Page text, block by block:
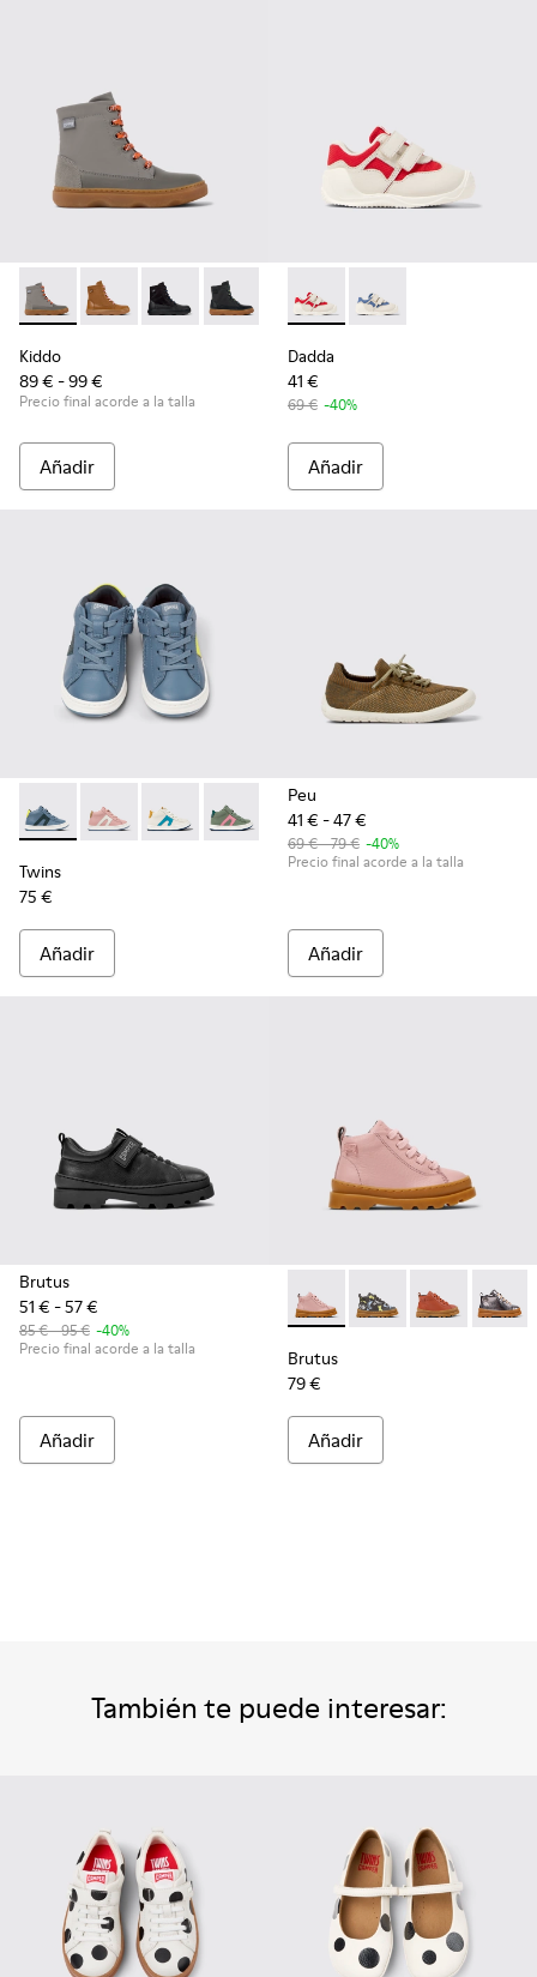
Kiddo - K900363-003 - Botines de piel y tejido grises para
Kiddo - K900363-008
Kiddo - K900363-007
Kiddo - K900363-004
Kiddo
89 € - 99 €
Precio final acorde a la talla
Añadir
Dadda - K800630-001 -
Dadda - K800630-
Dadda
41 €
69 € -40%
Añadir
Twins - K900338-003 - Sneakers de piel gris para niños
Twins - K900338-004
Twins - K900338-002
Twins - K900338-001
Twins
75 €
Añadir
Peu
41 € - 47 €
69 € - 79 € -40%
Precio final acorde a la talla
Añadir
Brutus
51 € - 57 €
85 € - 95 € -40%
Precio final acorde a la talla
Añadir
Brutus - K900291-013 -
Brutus - K900291-014
Brutus -Brutus
Brutus
79 €
Añadir
También te puede interesar: